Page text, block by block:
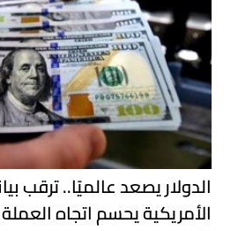
الدولار يصعد عالميًا.. ترقب
الأمريكية يحسم اتجاه العملة